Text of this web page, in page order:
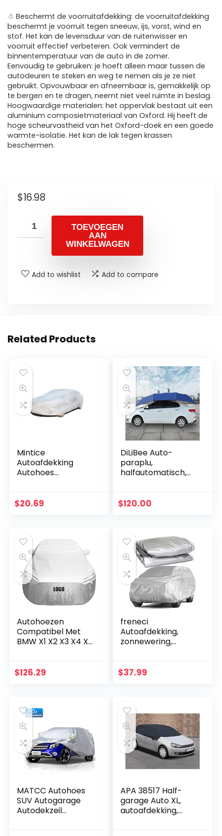
☃ Beschermt de voorruitafdekking: de voorruitafdekking
beschermt je voorruit tegen sneeuw, ijs, vorst, wind en
stof. Het kan de levensduur van de ruitenwisser en
voorruit effectief verbeteren. Ook vermindert de
binnentemperatuur van de auto in de zomer.
Eenvoudig te gebruiken: je hoeft alleen maar tussen de
autodeuren te steken en weg te nemen als je ze niet
gebruikt. Opvouwbaar en afneembaar is, gemakkelijk op
te bergen en te dragen, neemt niet veel ruimte in beslag.
Hoogwaardige materialen: het oppervlak bestaat uit een
aluminium composietmateriaal van Oxford. Hij heeft de
hoge scheurvastheid van het Oxford-doek en een goede
warmte-isolatie. Het kan de lak tegen krassen
beschermen.
$16.98
TOEVOEGEN
AAN
WINKELWAGEN
Add to wishlist Add to compare
Related Products
Mintice
Autoafdekking
Autohoes
Regenbestendig
Bescherming…
$20.69
DiLiBee Auto-
paraplu,
halfautomatisch,
parasol, zonwering,
$120.00
Autohoezen
Compatibel Met
BMW X1 X2 X3 X4 X5
Katoen 100%
$126.29
freneci
Autoafdekking,
zonnewering,
afdekzeil,
$37.99
MATCC Autohoes
SUV Autogarage
Autodekzeil
APA 38517 Half-
garage Auto XL,
autoafdekking,